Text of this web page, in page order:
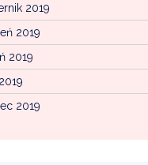
2019
2019
2019
2019